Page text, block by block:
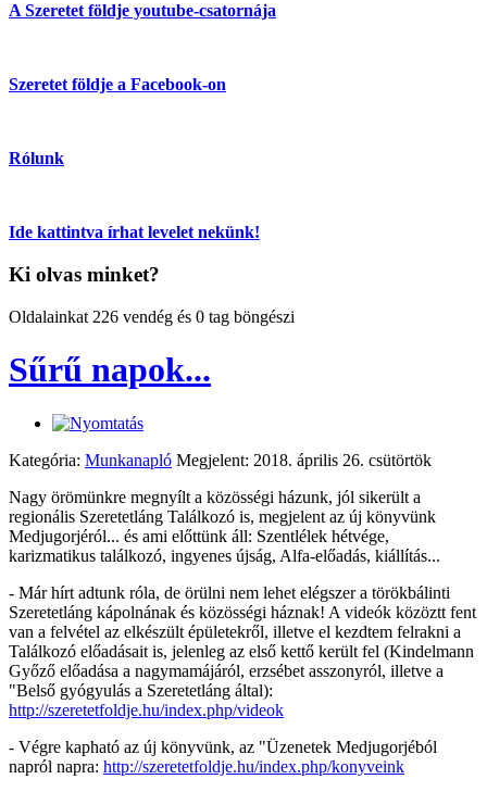
A Szeretet földje youtube-csatornája
Szeretet földje a Facebook-on
Rólunk
Ide kattintva írhat levelet nekünk!
Ki olvas minket?
Oldalainkat 226 vendég és 0 tag böngészi
Sűrű napok...
Kategória: Munkanapló Megjelent: 2018. április 26. csütörtök
Nagy örömünkre megnyílt a közösségi házunk, jól sikerült a
regionális Szeretetláng Találkozó is, megjelent az új könyvünk
Medjugorjéról... és ami előttünk áll: Szentlélek hétvége,
karizmatikus találkozó, ingyenes újság, Alfa-előadás, kiállítás...
- Már hírt adtunk róla, de örülni nem lehet elégszer a törökbálinti
Szeretetláng kápolnának és közösségi háznak! A videók közöztt fent
van a felvétel az elkészült épületekről, illetve el kezdtem felrakni a
Találkozó előadásait is, jelenleg az első kettő került fel (Kindelmann
Győző előadása a nagymamájáról, erzsébet asszonyról, illetve a
"Belső gyógyulás a Szeretetláng által):
http://szeretetfoldje.hu/index.php/videok
- Végre kapható az új könyvünk, az "Üzenetek Medjugorjéból
napról napra: http://szeretetfoldje.hu/index.php/konyveink